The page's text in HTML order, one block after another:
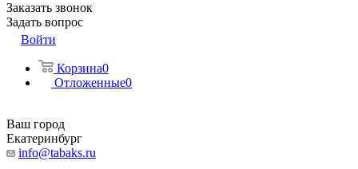
Заказать звонок
Задать вопрос
Войти
Корзина0
Отложенные0
Ваш город
Екатеринбург
info@tabaks.ru